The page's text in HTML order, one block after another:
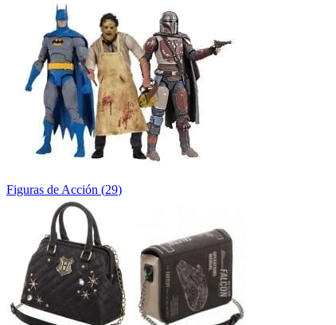
Figuras de Acción (29)